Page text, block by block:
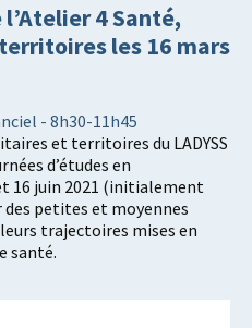
4 Santé,
les 16 mars
- 8h30-11h45
et territoires du LADYSS
d’études en
16 juin 2021 (initialement
des petites et moyennes
trajectoires mises en
santé.